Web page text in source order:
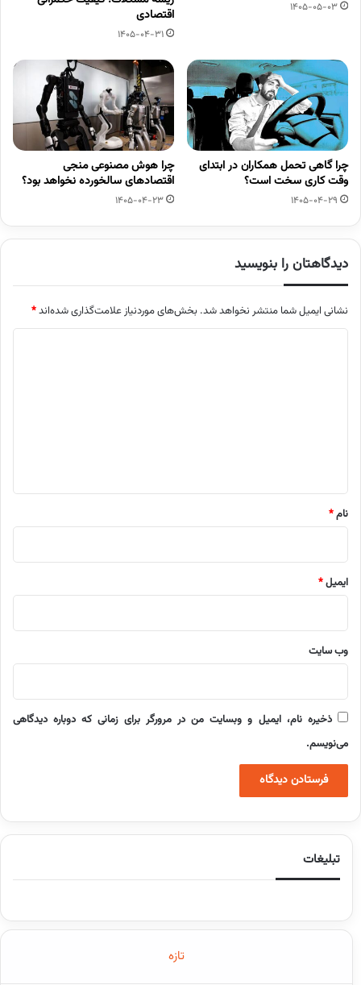
1405-05-03
اقتصادی
1405-04-31
چرا گاهی تحمل همکاران در ابتدای
وقت کاری سخت است؟
1405-04-29
چرا هوش مصنوعی منجی
اقتصادهای سالخورده نخواهد بود؟
1405-04-23
دیدگاهتان را بنویسید
نشانی ایمیل شما منتشر نخواهد شد. بخش‌های موردنیاز علامت‌گذاری شده‌اند*
نام*
ایمیل*
وب‌ سایت
ذخیره نام، ایمیل و وبسایت من در مرورگر برای زمانی که دوباره دیدگاهی
می‌نویسم.
تبلیغات
تازه